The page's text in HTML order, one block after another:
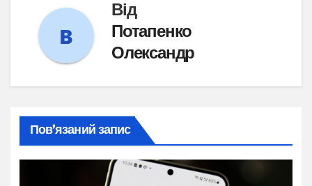
Від
Потапенко
Олександр
Пов’язаний запис